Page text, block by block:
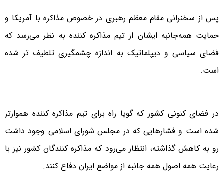
پس از سخنرانی مقام معظم رهبری در خصوص مذاکره با آمریکا و
حمایت همه‌جانبه ایشان از تیم مذاکره کننده به نظر می‌رسد که
فضای سیاسی و دیپلماتیک به اندازه چشمگیری تلطیف تر شده
است.
‌در فضای کنونی کشور ‌که گویا راه برای تیم مذاکره کننده هموار‌تر
شده است و فشارهایی که در مجلس شورای اسلامی وجود داشت
رو به کاهش گذاشته، ‌انتظار می‌رود که مذاکره کنندگان کشور نیز با
رعایت همه اصول ‌‌همه جانبه از مواضع ایران دفاع کنند.